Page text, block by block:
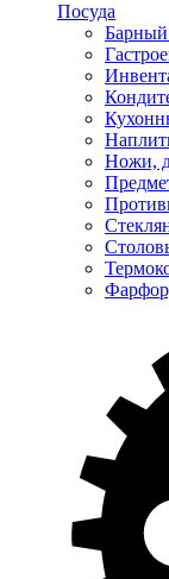
Посуда
Барный
Ножи,